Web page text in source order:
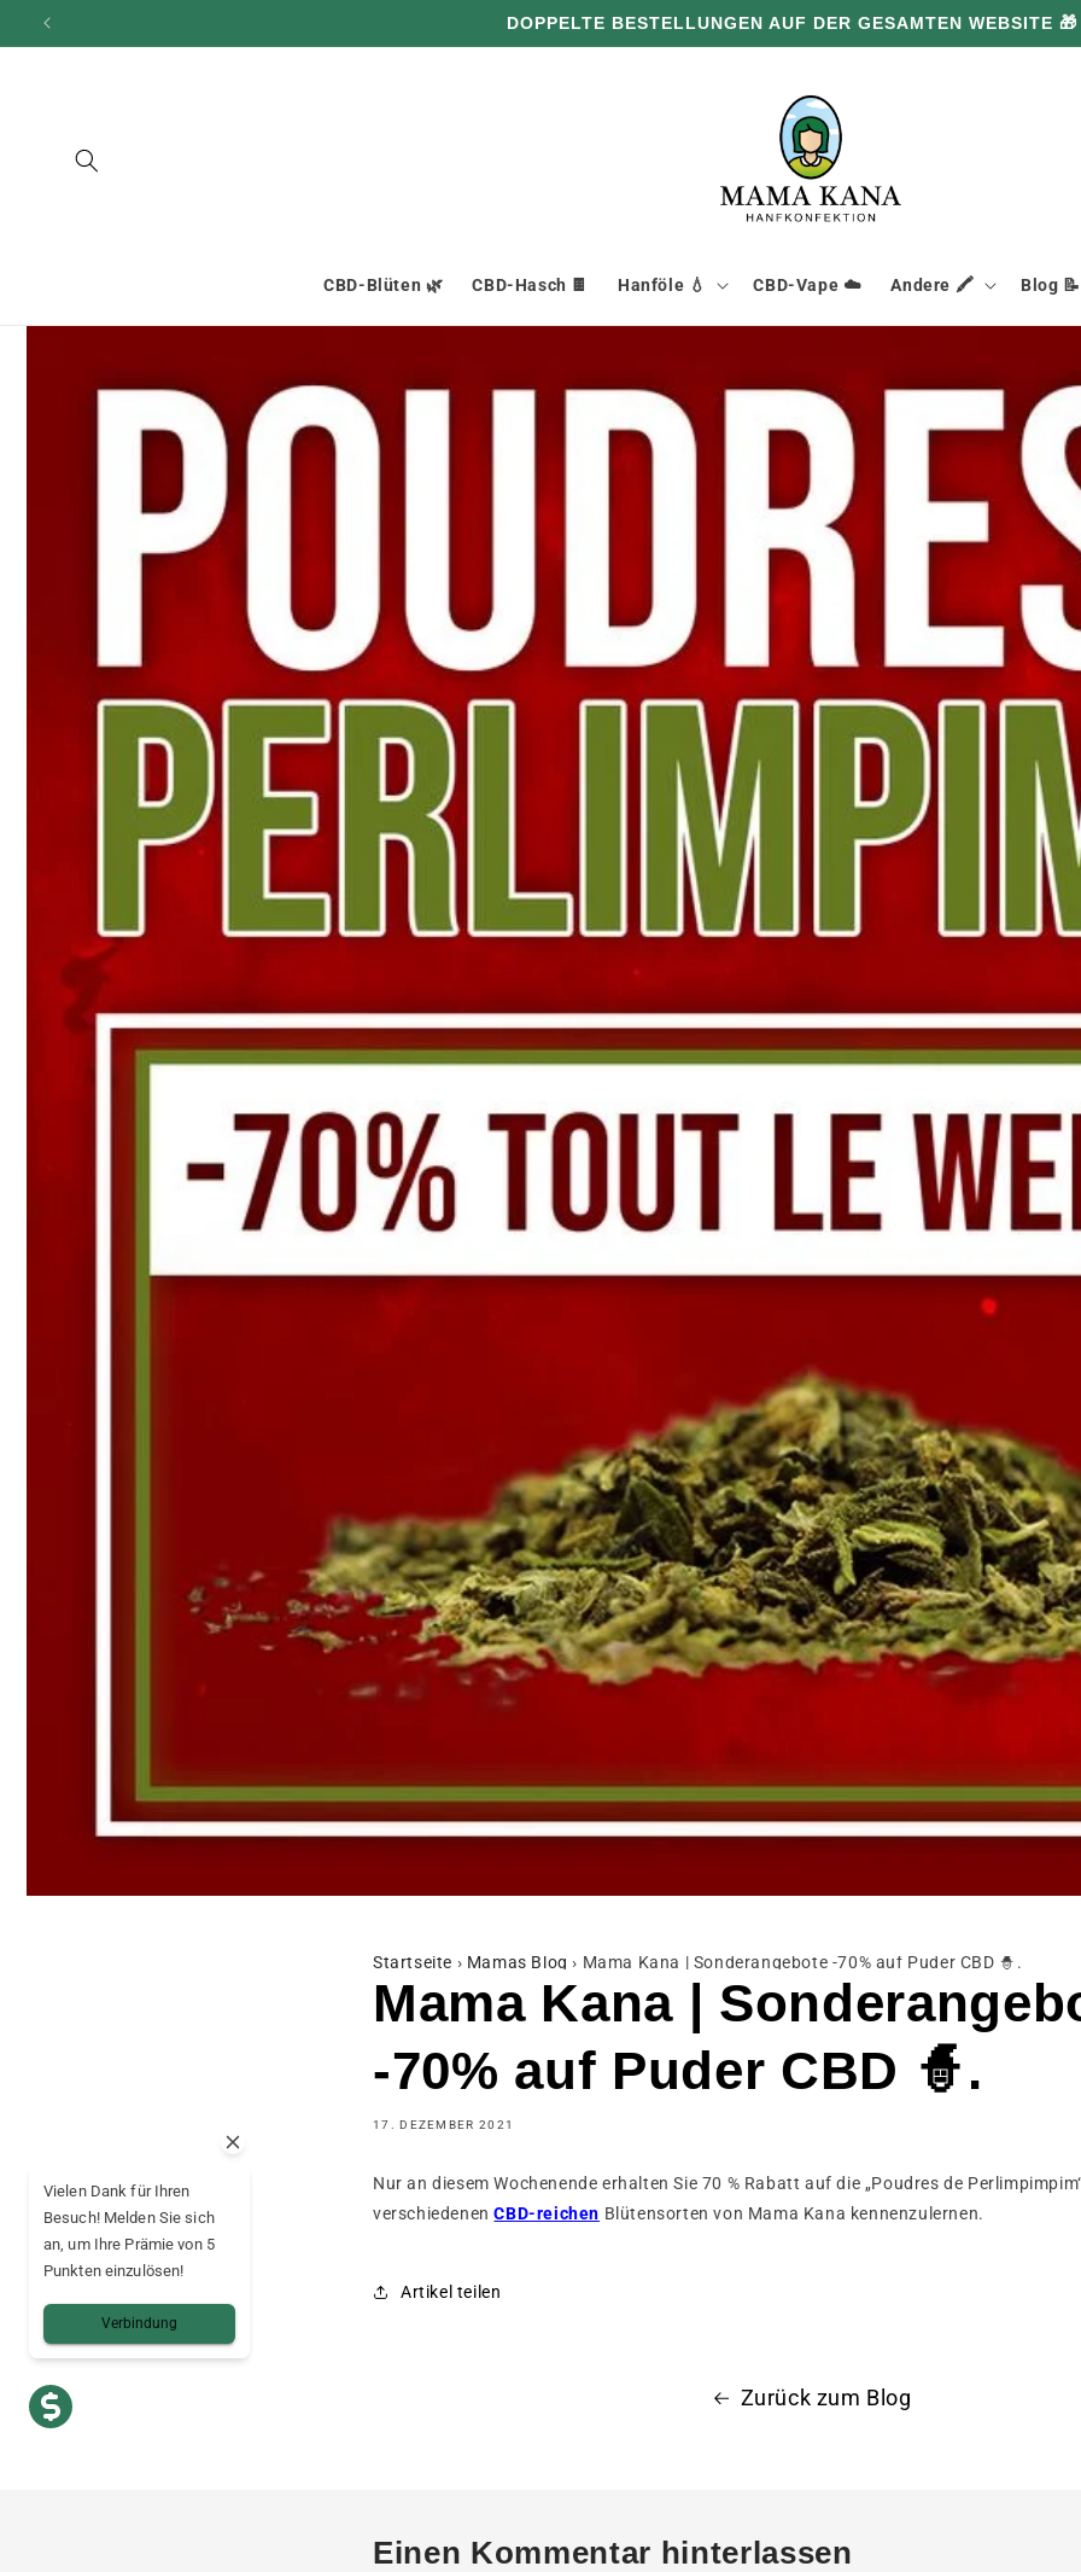
und zum
DOPPELTE BESTELLUNGEN AUF DER GESAMTEN WEBSITE 🎁
CBD-Blüten 🌿 CBD-Hasch 🍫 Hanföle 💧 CBD-Vape ☁️ Andere 🖍️ Blog 📝
Startseite › Mamas Blog › Mama Kana | Sonderangebote -70% auf Puder CBD 🧙.
Mama Kana |
-70% auf Puder CBD 🧙.
17. DEZEMBER 2021
Nur an diesem Wochenende erhalten Sie 70 % Rabatt auf die „Poudres de
verschiedenenCBD-reichen Blütensorten von Mama Kana kennenzulernen.
Artikel teilen
Zurück zum Blog
Einen Kommentar hinterlassen
Vielen Dank für Ihren
Besuch! Melden Sie sich
an, um Ihre Prämie von 5
Punkten einzulösen!
Verbindung